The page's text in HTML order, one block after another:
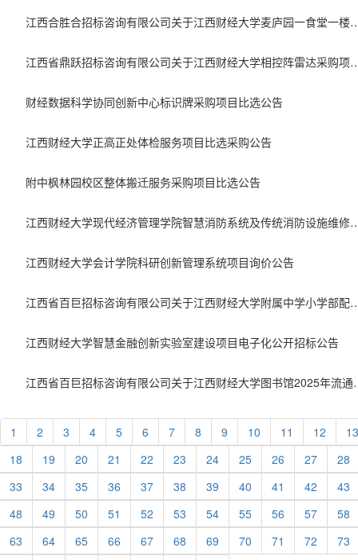
江西合胜合招标咨询有限公司关于江西财经大学麦庐园一食
江西省鼎跃招标咨询有限公司关于江西财经大学相
财经数据科学协同创新中心标识牌采购项目比选公告
江西财经大学正高正处体检服务项目比选采购公告
附中枫林园校区整体搬迁服务采购项目比选公告
江西财经大学现代经济管理学院智慧
江西财经大学会计学院科研创新管理系统项目询价公告
江西省百巨招标咨询有限公司关于江西财经大学附属中学
江西财经大学智慧金融创新实验室建设项目电子化公开招标公告
江西省百巨招标咨询有限公司
1 2 3 4 5 6 7 8 9 10 11 12
13
18
19 20 21 22 23 24 25 26 27
28
33
34 35 36 37 38 39 40 41 42
43
48
49 50 51 52 53 54 55 56 57
58
63
64 65 66 67 68 69 70 71 72 73